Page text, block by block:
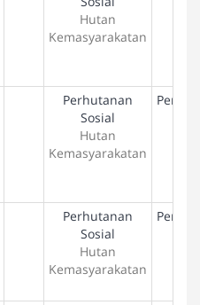
Hutan
Kemasyarakatan
Perhutanan
Sosial
Hutan
Kemasyarakatan
Perhutanan
Sosial
Hutan
Kemasyarakatan